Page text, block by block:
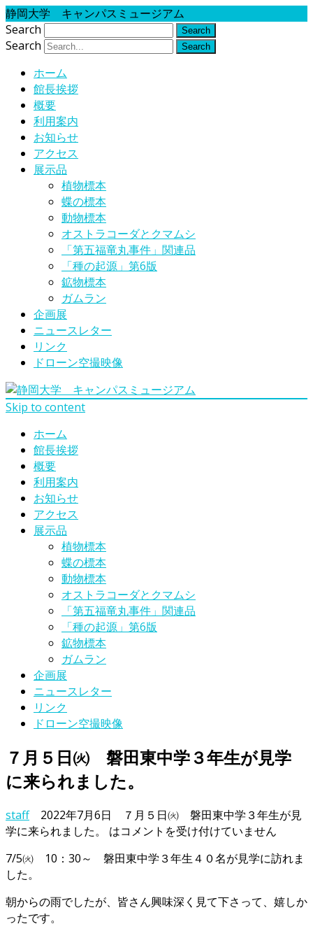
静岡大学 キャンパスミュージアム
Search
Search
ホーム
館長挨拶
概要
利用案内
お知らせ
アクセス
展示品
植物標本
蝶の標本
動物標本
オストラコーダとクマムシ
「第五福竜丸事件」関連品
「種の起源」第6版
鉱物標本
ガムラン
企画展
ニュースレター
リンク
ドローン空撮映像
Skip to content
ホーム
館長挨拶
概要
利用案内
お知らせ
アクセス
展示品
植物標本
蝶の標本
動物標本
オストラコーダとクマムシ
「第五福竜丸事件」関連品
「種の起源」第6版
鉱物標本
ガムラン
企画展
ニュースレター
リンク
ドローン空撮映像
７月５日㈫ 磐田東中学３年生が見学
に来られました。
staff 2022年7月6日
７月５日㈫ 磐田東中学３年生が見
学に来られました。 はコメントを受け付けていません
7/5㈫ 10：30～ 磐田東中学３年生４０名が見学に訪れま
した。
朝からの雨でしたが、皆さん興味深く見て下さって、嬉しか
ったです。